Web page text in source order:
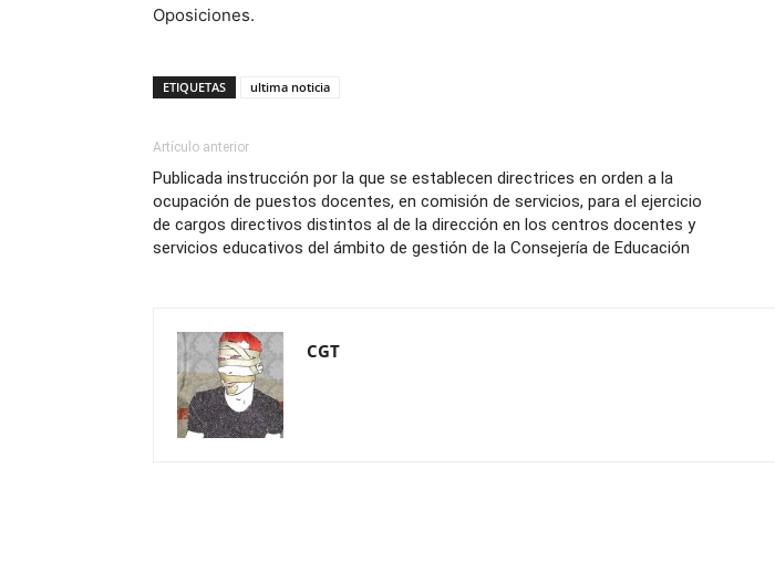
Oposiciones.
ETIQUETAS ultima noticia
Artículo anterior
Publicada instrucción por la que se establecen directrices en orden a la
ocupación de puestos docentes, en comisión de servicios, para el ejercicio
de cargos directivos distintos al de la dirección en los centros docentes y
servicios educativos del ámbito de gestión de la Consejería de Educación
CGT